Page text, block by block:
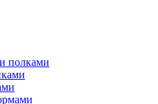
полками